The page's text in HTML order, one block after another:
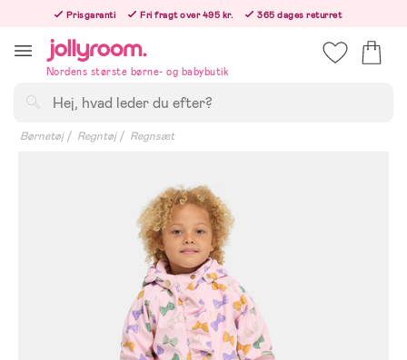
innehållet
Prisgaranti Fri fragt over 495 kr.
365 dages returret
Nordens største børne- og babybutik
Børnetøj Regntøj Regnsæt